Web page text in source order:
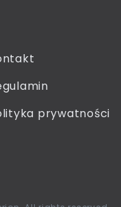
prywatności